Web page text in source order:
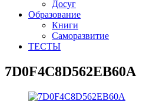
Досуг
Образование
Книги
Саморазвитие
ТЕСТЫ
7D0F4C8D562EB60A